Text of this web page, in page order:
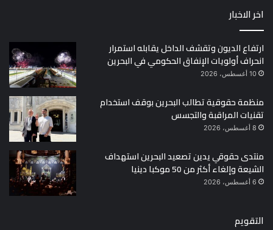
اخر الاخبار
ارتفاع الديون وتقشف الداخل يقابله استمرار
انحراف أولويات الإنفاق الحكومي في البحرين
10 أغسطس، 2026
منظمة حقوقية تطالب البحرين بوقف استخدام
تقنيات المراقبة والتجسس
8 أغسطس، 2026
منتدى حقوقي يدين تصعيد البحرين استهداف
الشيعة وإلغاء أكثر من 50 موكبا دينيا
6 أغسطس، 2026
التقويم